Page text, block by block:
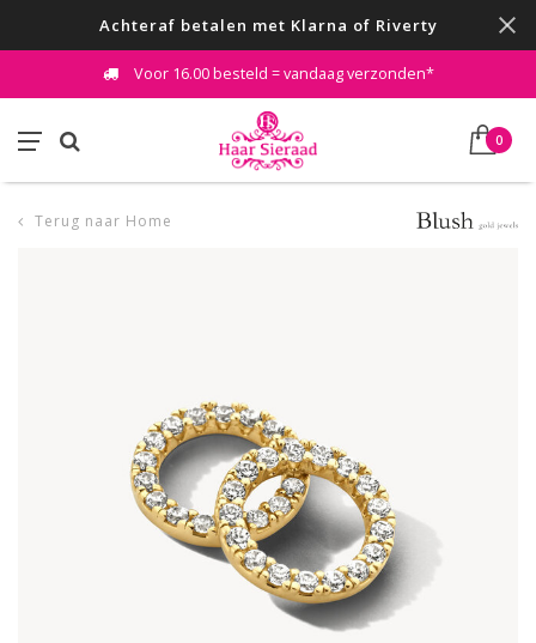
Achteraf betalen met Klarna of Riverty
Voor 16.00 besteld = vandaag verzonden*
0
Terug naar Home